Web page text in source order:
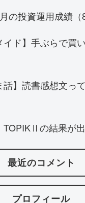
の投資運用成績（
イド】手ぶらで買
話】読書感想文っ
TOPIKⅡの結果が
最近のコメント
プロフィール